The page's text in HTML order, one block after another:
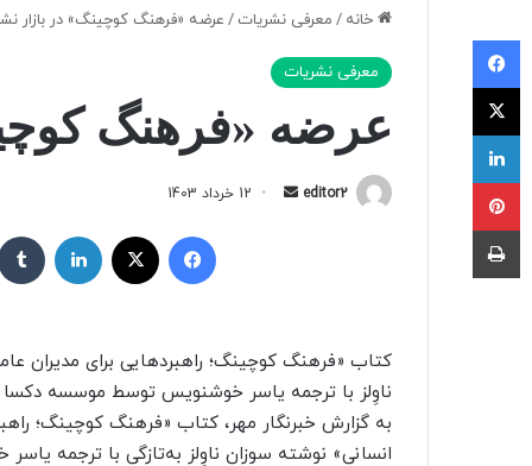
خانه / معرفی نشریات / عرضه «فرهنگ کوچینگ» در بازار
معرفی نشریات
عرضه «فرهنگ
editor2
ه
ا
ی
م
12 خرداد 1403
کتاب «فرهنگ کوچینگ؛ راهبردهایی برای مدیران
ناوِلز با ترجمه یاسر خوشنویس توسط موسسه دکسا
به گزارش خبرنگار مهر، کتاب «فرهنگ کوچینگ؛
انسانی» نوشته سوزان ناوِلز به‌تازگی با ترجمه